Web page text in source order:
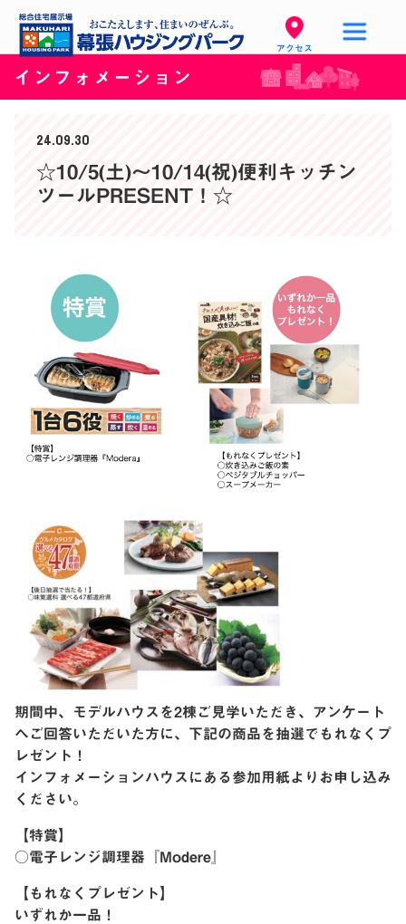
アクセス
インフォメーション
24.09.30
☆10/5(土)〜10/14(祝)便利キッチン
ツールPRESENT！☆
期間中、モデルハウスを2棟ご見学いただき、アンケート
へご回答いただいた方に、下記の商品を抽選でもれなくプ
レゼント！
インフォメーションハウスにある参加用紙よりお申し込み
ください。
【特賞】
○電子レンジ調理器『Modere』
【もれなくプレゼント】
いずれか一品！